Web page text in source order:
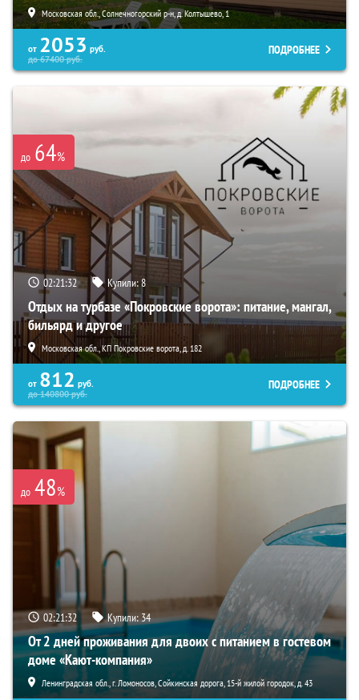
Московская обл., Солнечногорский р-н, д. Колтышево, 1
от 2053 руб.
до67400руб.
ПОДРОБНЕЕ
до 64%
02:21:31 Купили:8
Отдых на турбазе «Покровские ворота»: питание, мангал,
бильярд и другое
Московская обл., КП Покровские ворота, д. 182
от 812 руб.
до140800руб.
ПОДРОБНЕЕ
до 48%
02:21:31 Купили:34
От 2 дней проживания для двоих с питанием в гостевом
доме «Кают-компания»
Ленинградская обл., г. Ломоносов, Сойкинская дорога, 15-й жилой городок, д. 43